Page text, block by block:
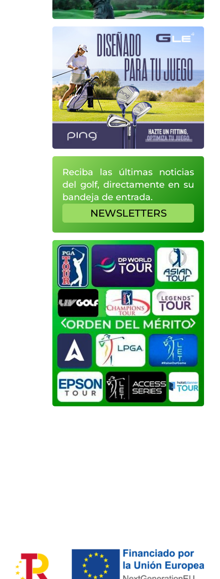
Reciba las últimas noticias
del golf, directamente en su
bandeja de entrada.
NEWSLETTERS